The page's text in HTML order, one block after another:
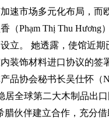
速市场多元化布局，而
（Phạm Thị Thu
立。 她透露，使馆近
装饰材料进口协议的签
品协会秘书长吴仕怀（
居全球第二大木制品出
腊伙伴建立合作，充分